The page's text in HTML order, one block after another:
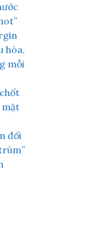
hòa,
mỗi
mặt
đối